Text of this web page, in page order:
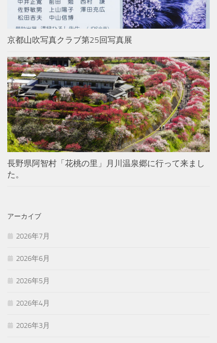
京都山吹写真クラブ第25回写真展
長野県阿智村「花桃の里」月川温泉郷に行って来まし
た。
アーカイブ
2026年7月
2026年6月
2026年5月
2026年4月
2026年3月